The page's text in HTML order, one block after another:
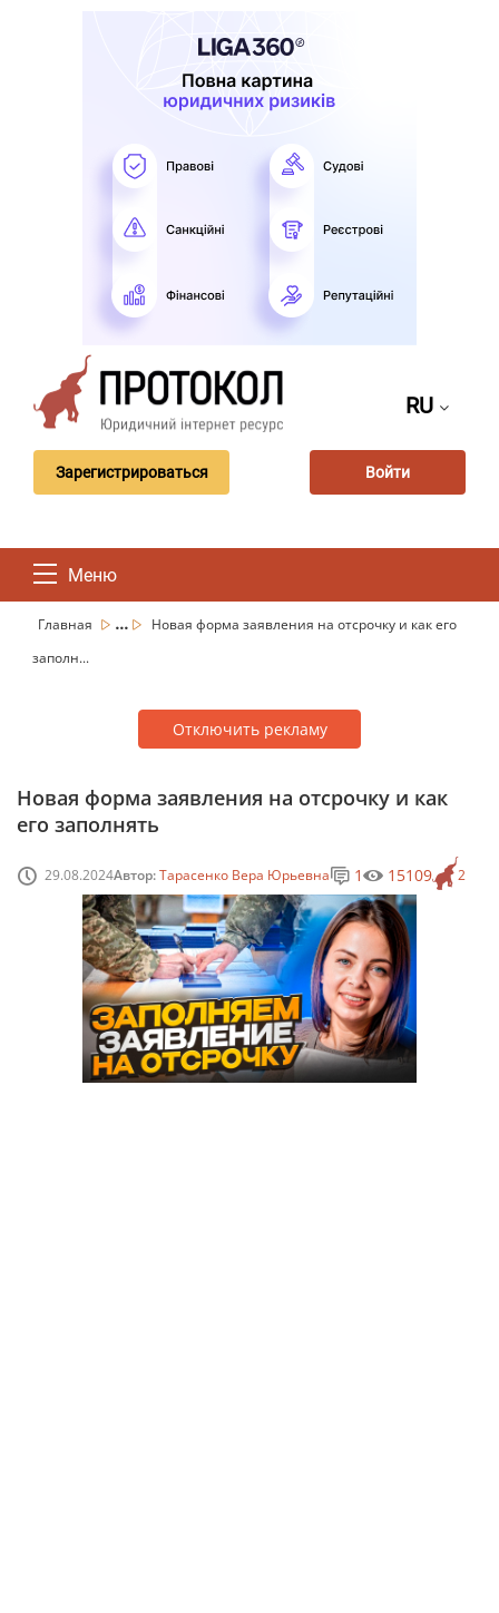
RU
Зарегистрироваться Войти
Меню
Главная ...
Новая форма заявления на отсрочку и как его
заполн...
Отключить рекламу
Новая форма заявления на отсрочку и как
его заполнять
29.08.2024Автор:Тарасенко Вера Юрьевна 2
1 15109